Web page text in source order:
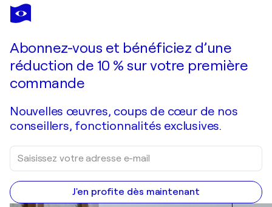
GORAZD BRAČUN
SAND BLAST
Abonnez-vous et bénéficiez d’une
réduction de 10 % sur votre première
commande
Nouvelles œuvres, coups de cœur de nos
conseillers, fonctionnalités exclusives.
J'en profite dès maintenant